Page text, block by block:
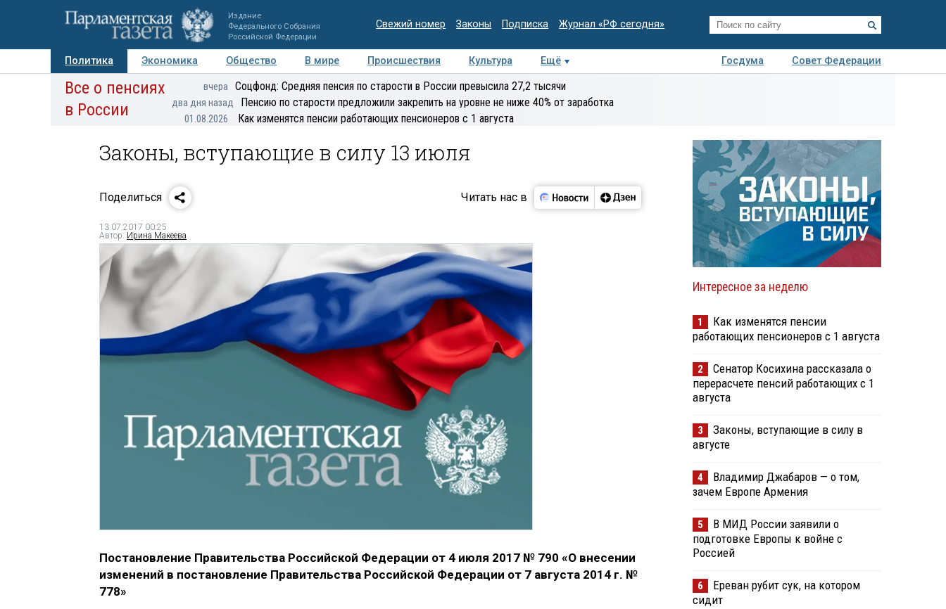
Издание
Федерального Собрания
Российской Федерации
Свежий номер Законы Подписка Журнал «РФ сегодня»
Политика Экономика Общество В мире Происшествия Культура Ещё Госдума
Совет Федерации
Авторы Персоны Мнения Регионы Медиацентр Интервью Колумнисты
экспертиза
Все о пенсиях
в России
вчера Соцфонд: Средняя пенсия по старости в России превысила 27,2 тысячи
два дня назад Пенсию по старости предложили закрепить на уровне не ниже 40% от заработка
01.08.2026 Как изменятся пенсии работающих пенсионеров с 1 августа
Законы, вступающие в силу 13 июля
Поделиться Читать нас в
13.07.2017 00:25
Автор: Ирина Макеева
Постановление Правительства Российской Федерации от 4 июля 2017 № 790 «О внесении
изменений в постановление Правительства Российской Федерации от 7 августа 2014 г. №
778»
Интересное за неделю
1
Как изменятся пенсии
работающих пенсионеров с 1 августа
2
Сенатор Косихина рассказала о
перерасчете пенсий работающих с 1
августа
3
Законы, вступающие в силу в
августе
4
Владимир Джабаров — о том,
зачем Европе Армения
5
В МИД России заявили о
подготовке Европы к войне с
Россией
6
Ереван рубит сук, на котором
сидит